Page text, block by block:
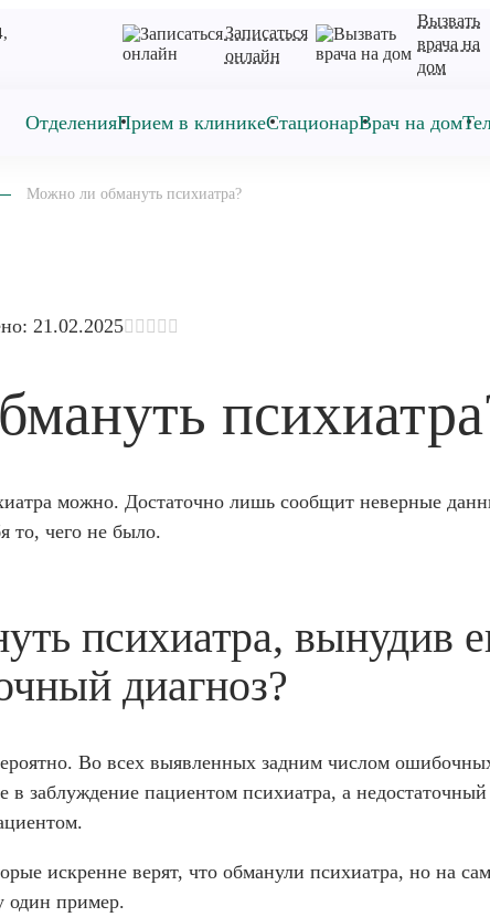
Записаться
онлайн
Вызвать
врача на
дом
ОтделенияПрием в клиникеСтационарВрач на дом
Можно ли обмануть психиатра?
21.02.2025
можно. Достаточно лишь сообщит неверные
то, чего не было.
психиатра, вынудив
диагноз?
Во всех выявленных задним числом
заблуждение пациентом психиатра, а
искренне верят, что обманули психиатра, но на
один пример.